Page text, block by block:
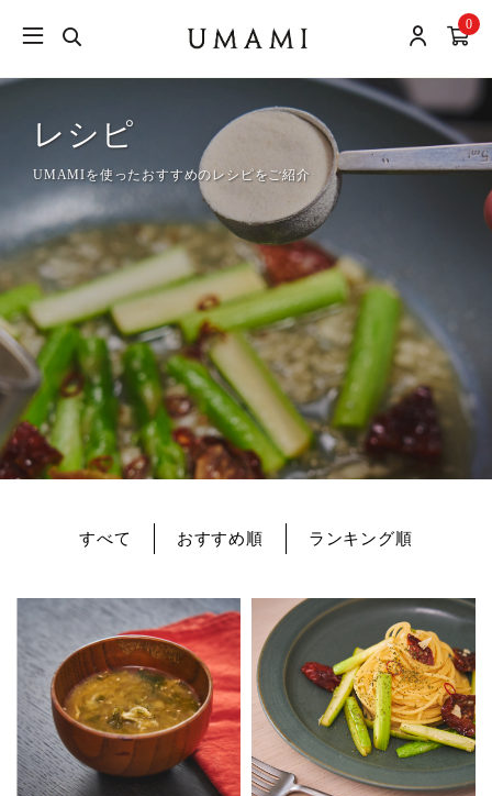
0
レシピ
UMAMIを使ったおすすめのレシピをご紹介
すべて おすすめ順 ランキング順